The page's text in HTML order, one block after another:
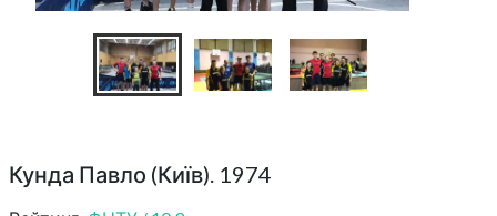
Кунда Павло (Київ). 1974